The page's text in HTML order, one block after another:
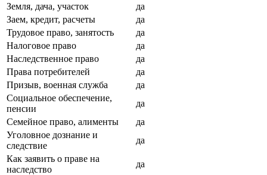
Земля, дача, участок
да
Заем, кредит, расчеты
да
Трудовое право, занятость
да
Налоговое право
да
Наследственное право
да
Права потребителей
да
Призыв, военная служба
да
Социальное обеспечение,
пенсии
да
Семейное право, алименты
да
Уголовное дознание и
следствие
да
Как заявить о праве на
наследство
да